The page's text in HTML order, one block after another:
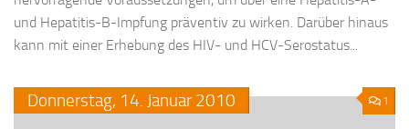
und Hepatitis-B-Impfung präventiv zu wirken. Darüber hinaus
kann mit einer Erhebung des HIV- und HCV-Serostatus...
1
Donnerstag, 14. Januar 2010